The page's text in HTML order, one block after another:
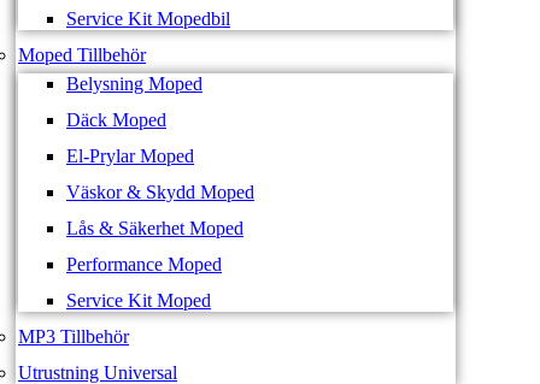
Service Kit Mopedbil
Moped Tillbehör
Belysning Moped
Däck Moped
El-Prylar Moped
Väskor & Skydd Moped
Lås & Säkerhet Moped
Performance Moped
Service Kit Moped
MP3 Tillbehör
Utrustning Universal